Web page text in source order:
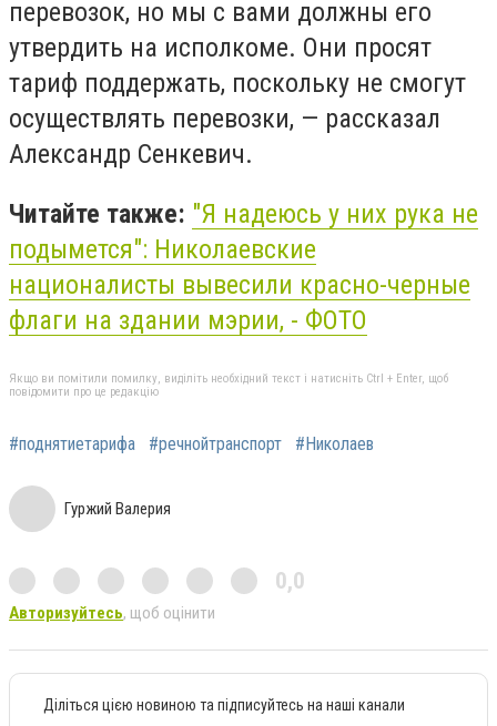
перевозок, но мы с вами должны его
утвердить на исполкоме. Они просят
тариф поддержать, поскольку не смогут
осуществлять перевозки, — рассказал
Александр Сенкевич.
Читайте также: "Я надеюсь у них рука не
подымется": Николаевские
националисты вывесили красно-черные
флаги на здании мэрии, - ФОТО
Якщо ви помітили помилку, виділіть необхідний текст і натисніть Ctrl + Enter, щоб
повідомити про це редакцію
#поднятиетарифа #речнойтранспорт #Николаев
Гуржий Валерия
0,0
Авторизуйтесь, щоб оцінити
Діліться цією новиною та підписуйтесь на наші канали